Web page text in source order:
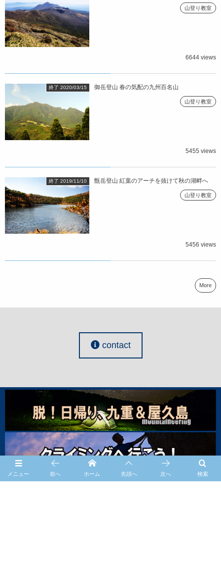
山登り教室
6644 views
終了 2020/03/15 御岳登山 春の気配の九州百名山
山登り教室
5455 views
終了 2019/11/10 甑岳登山 紅葉のアーチを抜けて秋の湖畔へ
山登り教室
5456 views
More
contact
メニュー 検索
前へ ホーム 先頭へ 次へ